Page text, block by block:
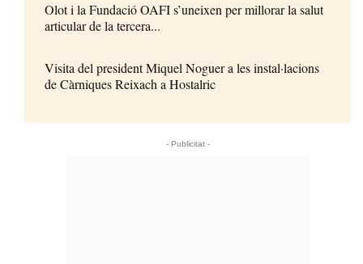
Olot i la Fundació OAFI s’uneixen per millorar la salut
articular de la tercera...
Visita del president Miquel Noguer a les instal·lacions
de Càrniques Reixach a Hostalric
- Publicitat -